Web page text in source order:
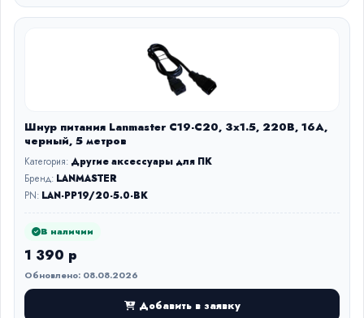
Шнур питания Lanmaster C19-C20, 3х1.5, 220В, 16А,
черный, 5 метров
Категория: Другие аксессуары для ПК
Бренд: LANMASTER
PN: LAN-PP19/20-5.0-BK
В наличии
1 390 р
Обновлено: 08.08.2026
Добавить в заявку